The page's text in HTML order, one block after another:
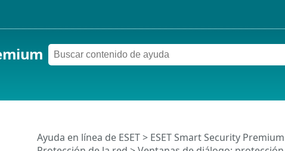
Ayuda en línea de ESET> ESET Smart Security Premium